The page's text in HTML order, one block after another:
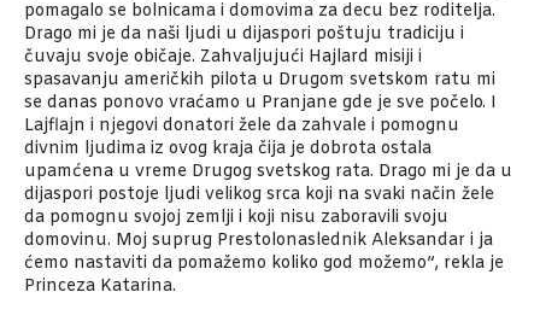
pomagalo se bolnicama i domovima za decu bez roditelja.
Drago mi je da naši ljudi u dijaspori poštuju tradiciju i
čuvaju svoje običaje. Zahvaljujući Hajlard misiji i
spasavanju američkih pilota u Drugom svetskom ratu mi
se danas ponovo vraćamo u Pranjane gde je sve počelo. I
Lajflajn i njegovi donatori žele da zahvale i pomognu
divnim ljudima iz ovog kraja čija je dobrota ostala
upamćena u vreme Drugog svetskog rata. Drago mi je da u
dijaspori postoje ljudi velikog srca koji na svaki način žele
da pomognu svojoj zemlji i koji nisu zaboravili svoju
domovinu. Moj suprug Prestolonaslednik Aleksandar i ja
ćemo nastaviti da pomažemo koliko god možemo”, rekla je
Princeza Katarina.